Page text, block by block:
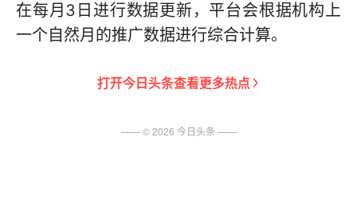
在每月3日进行数据更新，平台会根据机构上
一个自然月的推广数据进行综合计算。
打开今日头条查看更多热点
—— ©2026 今日头条 ——